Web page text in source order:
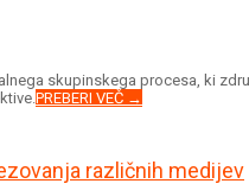
skupinskega procesa, ki
PREBERI VEČ →
različnih medijev